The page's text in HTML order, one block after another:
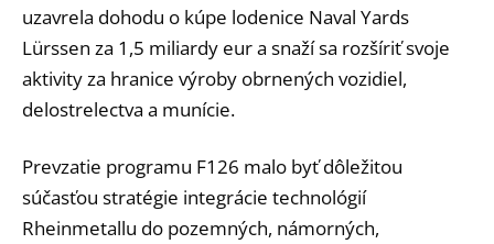
uzavrela dohodu o kúpe lodenice Naval Yards
Lürssen za 1,5 miliardy eur a snaží sa rozšíriť svoje
aktivity za hranice výroby obrnených vozidiel,
delostrelectva a munície.
Prevzatie programu F126 malo byť dôležitou
súčasťou stratégie integrácie technológií
Rheinmetallu do pozemných, námorných,